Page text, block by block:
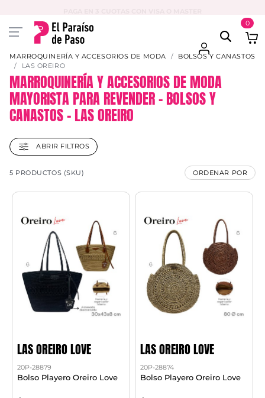
0
MARROQUINERÍA Y ACCESORIOS DE MODA
BOLSOS Y CANASTOS
LAS OREIRO
MARROQUINERÍA Y ACCESORIOS DE MODA
MAYORISTA PARA REVENDER – BOLSOS Y
CANASTOS – LAS OREIRO
ABRIR FILTROS
5 PRODUCTOS (SKU) ORDENAR POR
LAS OREIRO LOVE
20P-28879
Bolso Playero Oreiro Love
LAS OREIRO LOVE
20P-28874
Bolso Playero Oreiro Love